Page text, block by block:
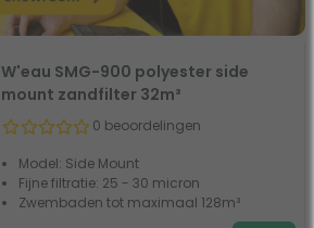
W'eau SMG-900 polyester side
mount zandfilter 32m³
0 beoordelingen
Model: Side Mount
Fijne filtratie: 25 - 30 micron
Zwembaden tot maximaal 128m³